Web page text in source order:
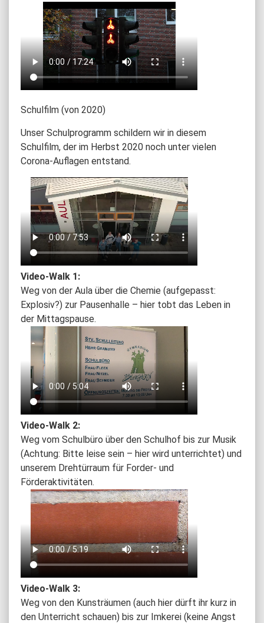
Schulfilm (von 2020)
Unser Schulprogramm schildern wir in diesem
Schulfilm, der im Herbst 2020 noch unter vielen
Corona-Auflagen entstand.
Video-Walk 1:
Weg von der Aula über die Chemie (aufgepasst:
Explosiv?) zur Pausenhalle – hier tobt das Leben in
der Mittagspause.
Video-Walk 2:
Weg vom Schulbüro über den Schulhof bis zur Musik
(Achtung: Bitte leise sein – hier wird unterrichtet) und
unserem Drehtürraum für Forder- und
Förderaktivitäten.
Video-Walk 3:
Weg von den Kunsträumen (auch hier dürft ihr kurz in
den Unterricht schauen) bis zur Imkerei (keine Angst